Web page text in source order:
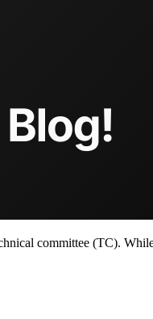
committee (TC).